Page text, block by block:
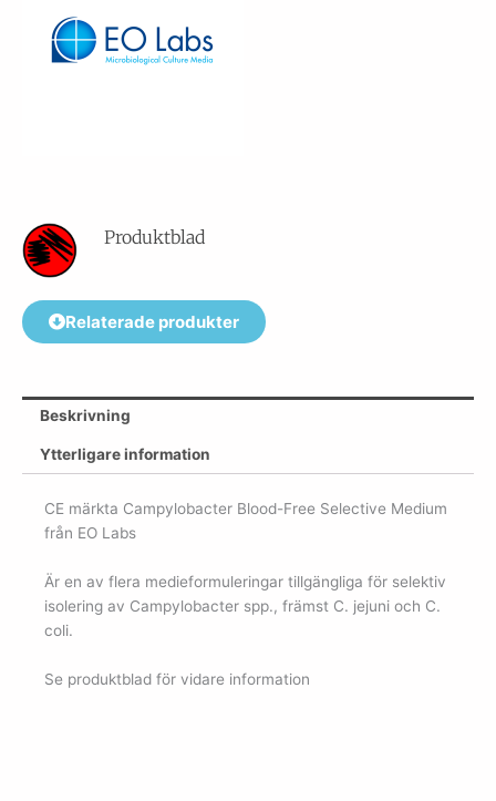
Produktblad
Relaterade produkter
Beskrivning
Ytterligare information
CE märkta Campylobacter Blood-Free Selective Medium
från EO Labs
Är en av flera medieformuleringar tillgängliga för selektiv
isolering av Campylobacter spp., främst C. jejuni och C.
coli.
Se produktblad för vidare information